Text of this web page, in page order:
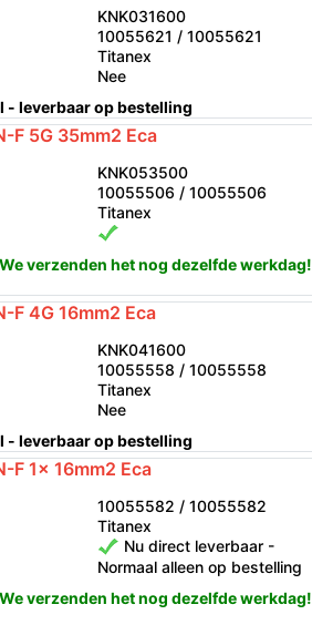
KNK031600
10055621 / 10055621
Titanex
Nee
- leverbaar op bestelling
F 5G 35mm2 Eca
KNK053500
10055506 / 10055506
Titanex
verzenden het nog dezelfde werkdag!
F 4G 16mm2 Eca
KNK041600
10055558 / 10055558
Titanex
Nee
- leverbaar op bestelling
F 1x 16mm2 Eca
10055582 / 10055582
Titanex
Nu direct leverbaar -
Normaal alleen op bestelling
verzenden het nog dezelfde werkdag!